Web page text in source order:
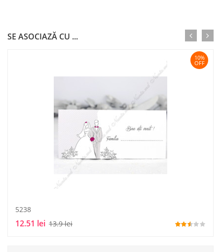
SE ASOCIAZĂ CU ...
10%
OFF
5238
12.51 lei 13.9 lei